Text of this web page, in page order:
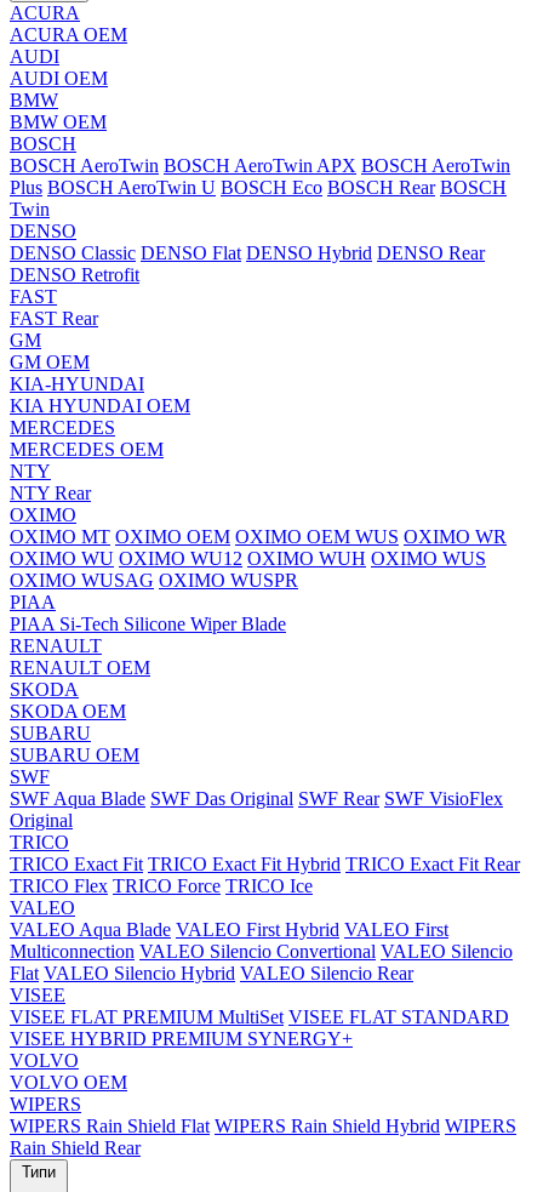
ACURA
ACURA OEM
AUDI
AUDI OEM
BMW
BMW OEM
BOSCH
BOSCH AeroTwin BOSCH AeroTwin APX BOSCH AeroTwin
Plus BOSCH AeroTwin U BOSCH Eco BOSCH Rear BOSCH
Twin
DENSO
DENSO Classic DENSO Flat DENSO Hybrid DENSO Rear
DENSO Retrofit
FAST
FAST Rear
GM
GM OEM
KIA-HYUNDAI
KIA HYUNDAI OEM
MERCEDES
MERCEDES OEM
NTY
NTY Rear
OXIMO
OXIMO MT OXIMO OEM OXIMO OEM WUS OXIMO WR
OXIMO WU OXIMO WU12 OXIMO WUH OXIMO WUS
OXIMO WUSAG OXIMO WUSPR
PIAA
PIAA Si-Tech Silicone Wiper Blade
RENAULT
RENAULT OEM
SKODA
SKODA OEM
SUBARU
SUBARU OEM
SWF
SWF Aqua Blade SWF Das Original SWF Rear SWF VisioFlex
Original
TRICO
TRICO Exact Fit TRICO Exact Fit Hybrid TRICO Exact Fit Rear
TRICO Flex TRICO Force TRICO Ice
VALEO
VALEO Aqua Blade VALEO First Hybrid VALEO First
Multiconnection VALEO Silencio Convertional VALEO Silencio
Flat VALEO Silencio Hybrid VALEO Silencio Rear
VISEE
VISEE FLAT PREMIUM MultiSet VISEE FLAT STANDARD
VISEE HYBRID PREMIUM SYNERGY+
VOLVO
VOLVO OEM
WIPERS
WIPERS Rain Shield Flat WIPERS Rain Shield Hybrid WIPERS
Rain Shield Rear
Типи